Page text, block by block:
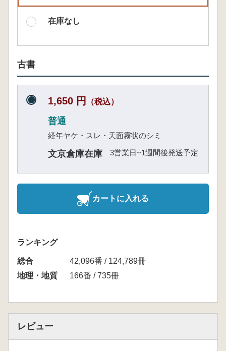
在庫なし
古書
1,650 円 （税込）
普通
経年ヤケ・スレ・天面霧状のシミ
文京倉庫在庫 3営業日~1週間後発送予定
カートに入れる
ランキング
総合
42,096番 / 124,789冊
地理・地質
166番 / 735冊
レビュー